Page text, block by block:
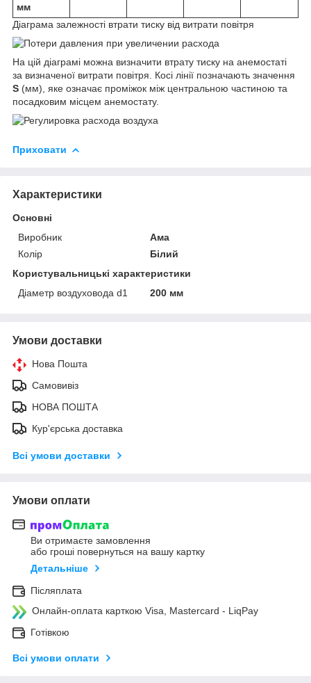
мм
Діаграма залежності втрати тиску від витрати повітря
На цій діаграмі можна визначити втрату тиску на анемостаті
за визначеної витрати повітря. Косі лінії позначають значення
S (мм), яке означає проміжок між центральною частиною та
посадковим місцем анемостату.
Приховати
Характеристики
Основні
Виробник
Ама
Колір
Білий
Користувальницькі характеристики
Діаметр воздуховода d1
200 мм
Умови доставки
Нова Пошта
Самовивіз
НОВА ПОШТА
Кур'єрська доставка
Всі умови доставки
Умови оплати
Ви отримаєте замовлення
або гроші повернуться на вашу картку
Детальніше
Післяплата
Онлайн-оплата карткою Visa, Mastercard - LiqPay
Готівкою
Всі умови оплати